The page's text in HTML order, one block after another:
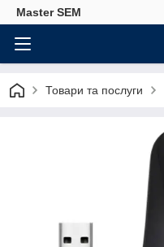
Master SEM
Товари та послуги